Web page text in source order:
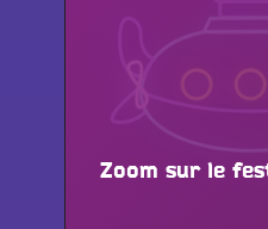
Zoom sur le